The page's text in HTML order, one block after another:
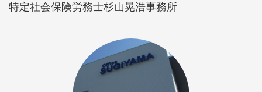
特定社会保険労務士杉山晃浩事務所